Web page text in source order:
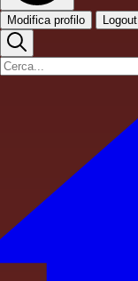
Modifica profilo Logout